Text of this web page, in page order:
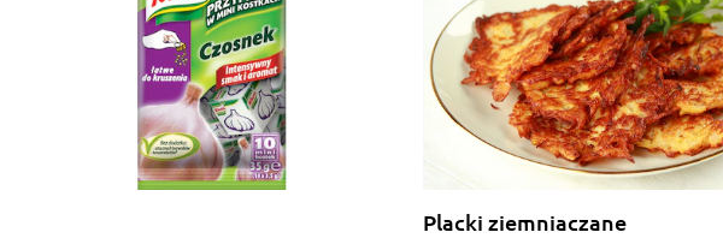
Placki ziemniaczane